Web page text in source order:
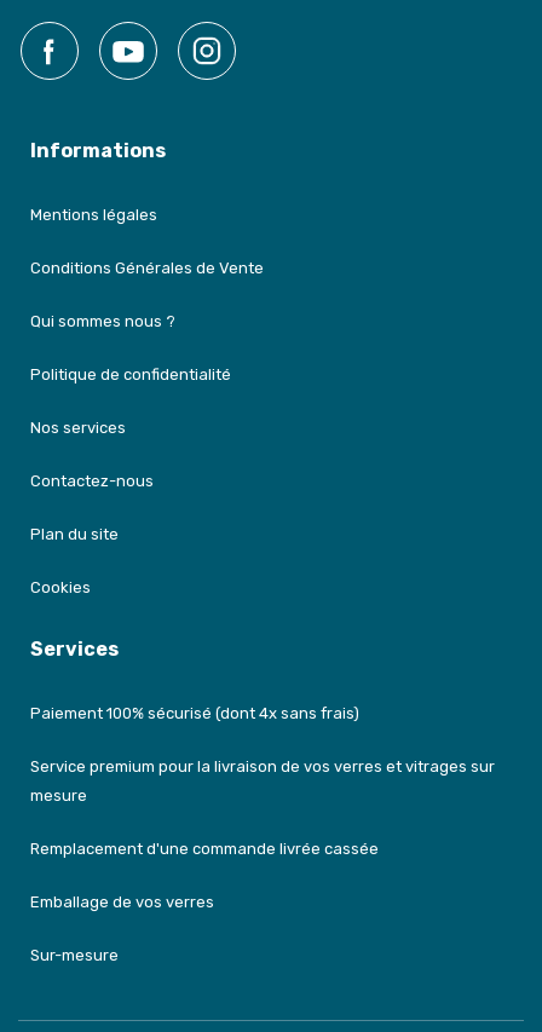
Facebook YouTube
Informations
Mentions légales
Conditions Générales de Vente
Qui sommes nous ?
Politique de confidentialité
Nos services
Contactez-nous
Plan du site
Cookies
Services
Paiement 100% sécurisé (dont 4x sans frais)
Service premium pour la livraison de vos verres et vitrages sur
mesure
Remplacement d'une commande livrée cassée
Emballage de vos verres
Sur-mesure